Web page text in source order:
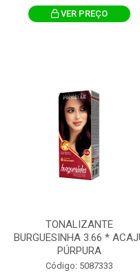
VER PREÇO
TONALIZANTE
BURGUESINHA 3.66 *
PÚRPURA
Código: 5087333